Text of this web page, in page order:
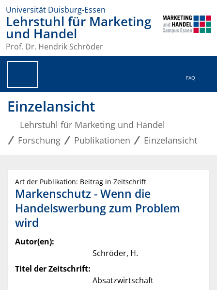
Universität Duisburg-Essen
Lehrstuhl für Marketing
und Handel
Prof. Dr. Hendrik Schröder
FAQ
Einzelansicht
Lehrstuhl für Marketing und Handel
Forschung
Publikationen Einzelansicht
Art der Publikation: Beitrag in Zeitschrift
Markenschutz - Wenn die
Handelswerbung zum Problem
wird
Autor(en):
Schröder, H.
Titel der Zeitschrift:
Absatzwirtschaft